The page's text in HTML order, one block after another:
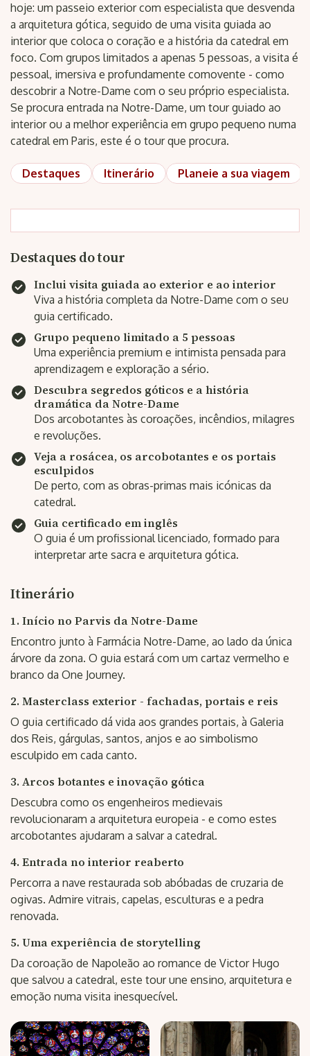
hoje: um passeio exterior com especialista que desvenda
a arquitetura gótica, seguido de uma visita guiada ao
interior que coloca o coração e a história da catedral em
foco. Com grupos limitados a apenas 5 pessoas, a visita é
pessoal, imersiva e profundamente comovente - como
descobrir a Notre-Dame com o seu próprio especialista.
Se procura entrada na Notre-Dame, um tour guiado ao
interior ou a melhor experiência em grupo pequeno numa
catedral em Paris, este é o tour que procura.
Destaques Itinerário Planeie a sua viagem
Destaques do tour
Inclui visita guiada ao exterior e ao interior
Viva a história completa da Notre-Dame com o seu
guia certificado.
Grupo pequeno limitado a 5 pessoas
Uma experiência premium e intimista pensada para
aprendizagem e exploração a sério.
Descubra segredos góticos e a história
dramática da Notre-Dame
Dos arcobotantes às coroações, incêndios, milagres
e revoluções.
Veja a rosácea, os arcobotantes e os portais
esculpidos
De perto, com as obras-primas mais icónicas da
catedral.
Guia certificado em inglês
O guia é um profissional licenciado, formado para
interpretar arte sacra e arquitetura gótica.
Itinerário
1. Início no Parvis da Notre-Dame
Encontro junto à Farmácia Notre-Dame, ao lado da única
árvore da zona. O guia estará com um cartaz vermelho e
branco da One Journey.
2. Masterclass exterior - fachadas, portais e reis
O guia certificado dá vida aos grandes portais, à Galeria
dos Reis, gárgulas, santos, anjos e ao simbolismo
esculpido em cada canto.
3. Arcos botantes e inovação gótica
Descubra como os engenheiros medievais
revolucionaram a arquitetura europeia - e como estes
arcobotantes ajudaram a salvar a catedral.
4. Entrada no interior reaberto
Percorra a nave restaurada sob abóbadas de cruzaria de
ogivas. Admire vitrais, capelas, esculturas e a pedra
renovada.
5. Uma experiência de storytelling
Da coroação de Napoleão ao romance de Victor Hugo
que salvou a catedral, este tour une ensino, arquitetura e
emoção numa visita inesquecível.